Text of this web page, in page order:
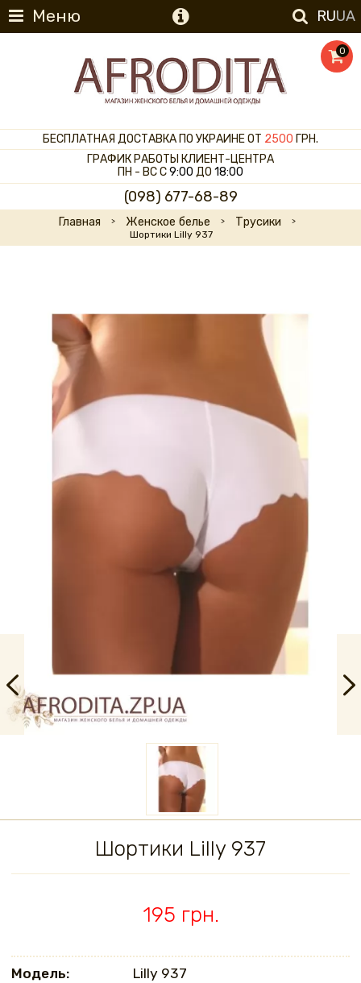
Меню RUUA
0
БЕСПЛАТНАЯ ДОСТАВКА ПО УКРАИНЕ ОТ 2500 ГРН.
ГРАФИК РАБОТЫ КЛИЕНТ-ЦЕНТРА
ПН - ВС С9:00 ДО 18:00
(098) 677-68-89
Главная Женское белье Трусики
Шортики Lilly 937
Шортики Lilly 937
195 грн.
Модель: Lilly 937